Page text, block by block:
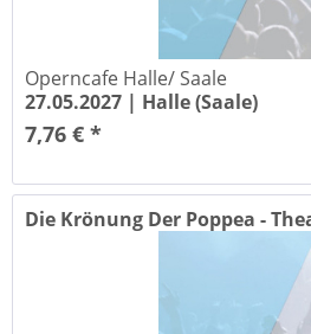
Operncafe Halle/ Saale
27.05.2027 | Halle (Saale)
7,76 € *
Die Krönung Der Poppea -